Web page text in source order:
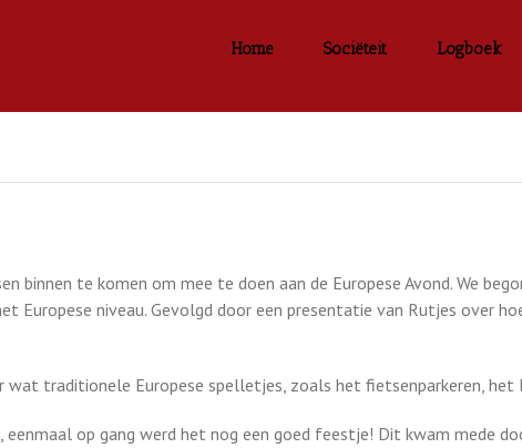
Home Sociëteit Logboek
binnen te komen om mee te doen aan de Europese Avond. We
niveau. Gevolgd door een presentatie van Rutjes over
wat traditionele Europese spelletjes, zoals het fietsenparkeren,
op gang werd het nog een goed feestje! Dit kwam mede